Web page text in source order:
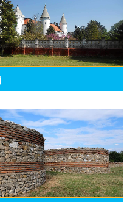
Đavolja Varoš
BROJ PONUDA:0